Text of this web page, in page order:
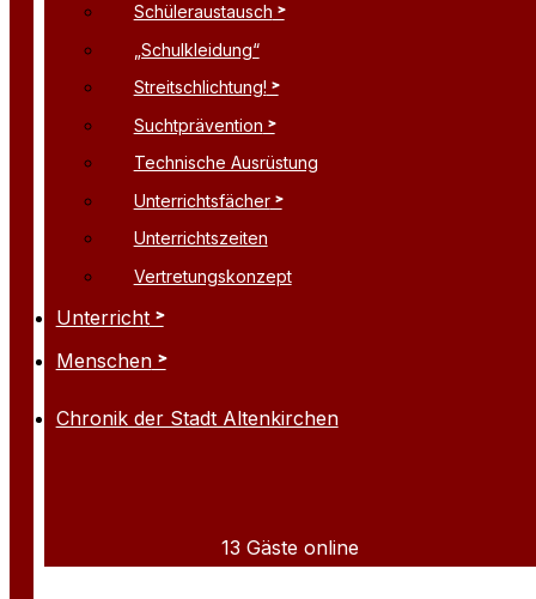
Schüleraustausch
„Schulkleidung“
Streitschlichtung!
Suchtprävention
Technische Ausrüstung
Unterrichtsfächer
Unterrichtszeiten
Vertretungskonzept
Unterricht
Menschen
Chronik der Stadt Altenkirchen
13 Gäste online